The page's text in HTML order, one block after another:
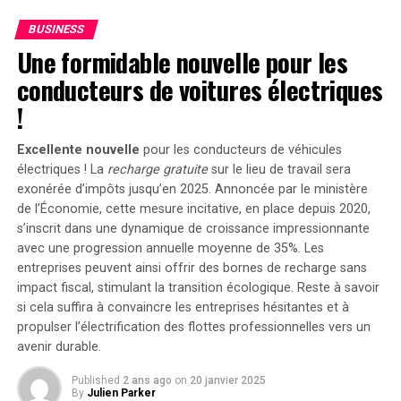
DON'T MISS
La mise à jour de l’application Halide : des photos sans
IA ni traitement informatique !
domestique atteignant 1200 watts,le Solarbank 2 AC
peut être associé à deux régulateurs solaires MPPT. Cela
ouvre la possibilité d’ajouter jusqu’à 1200 watts
supplémentaires via des panneaux solaires additionnels,
portant ainsi la puissance totale à un impressionnant
2400 watts
de stockage énergétique, il est possible d’intégrer
jusqu’à cinq batteries supplémentaires de 1,6
kilowattheure chacune, augmentant la capacité totale à
9,6 kilowattheures.
Intégration dans un Écosystème
Intelligent
Le Solarbank 2 AC s’intègre parfaitement dans un
écosystème énergétique intelligent grâce à sa
compatibilité avec le compteur Anker SOLIX Smart et
les prises intelligentes proposées par Anker. cette
BUSINESS
Une formidable nouvelle pour les
conducteurs de voitures électriques
!
Excellente nouvelle pour les conducteurs de véhicules
électriques ! La recharge gratuitesur le lieu de travail sera
exonérée d’impôts jusqu’en 2025. Annoncée par le ministère
de l’Économie, cette mesure incitative, en place depuis 2020,
s’inscrit dans une dynamique de croissance impressionnante
avec une progression annuelle moyenne de 35%. Les
entreprises peuvent ainsi offrir des bornes de recharge sans
impact fiscal, stimulant la transition écologique. Reste à savoir
si cela suffira à convaincre les entreprises hésitantes et à
propulser l’électrification des flottes professionnelles vers un
avenir durable.
Published 2 ans ago on 20 janvier 2025
By Julien Parker